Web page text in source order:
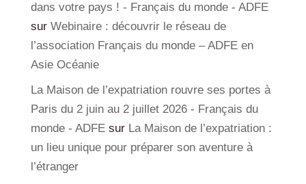
dans votre pays ! - Français du monde - ADFE
sur Webinaire : découvrir le réseau de
l’association Français du monde – ADFE en
Asie Océanie
La Maison de l’expatriation rouvre ses portes à
Paris du 2 juin au 2 juillet 2026 - Français du
monde - ADFEsur La Maison de l’expatriation :
un lieu unique pour préparer son aventure à
l’étranger